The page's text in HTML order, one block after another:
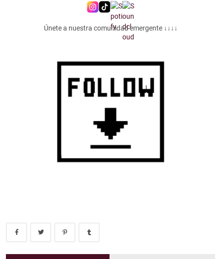
Únete a nuestra comunidad emergente ↓↓↓↓